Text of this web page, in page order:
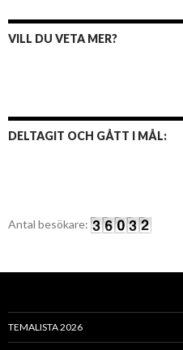
VILL DU VETA MER?
DELTAGIT OCH GÅTT I MÅL:
Antal besökare:
TEMALISTA 2026